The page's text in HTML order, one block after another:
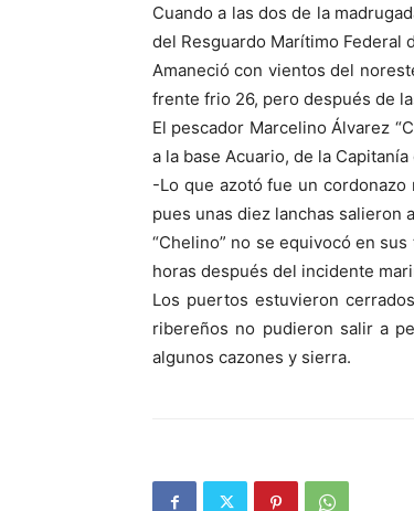
Cuando a las dos de la
del Resguardo Marítimo Federal
Amaneció con vientos del
frente frio 26, pero después de
El pescador Marcelino Álvarez
a la base Acuario, de la
-Lo que azotó fue un
pues unas diez lanchas salieron
“Chelino” no se equivocó en
horas después del incidente
Los puertos estuvieron
ribereños no pudieron salir a
algunos cazones y sierra.